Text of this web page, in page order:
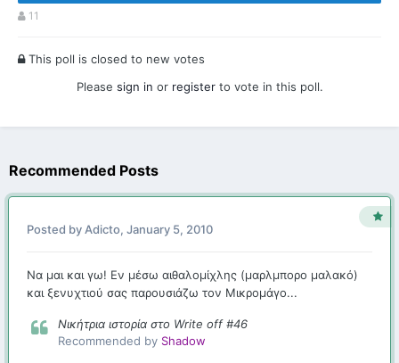
11
This poll is closed to new votes
Please sign in or registerto vote in this poll.
Recommended Posts
Posted byAdicto, January 5, 2010
Να μαι και γω! Εν μέσω αιθαλομίχλης (μαρλμπορο μαλακό)
και ξενυχτιού σας παρουσιάζω τον Μικρομάγο...
Νικήτρια ιστορία στο Write off #46
Recommended by Shadow